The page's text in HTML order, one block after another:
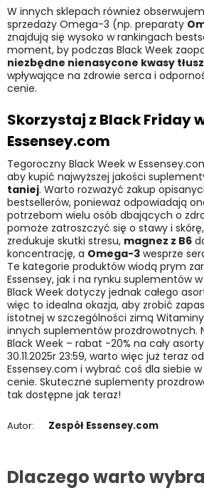
W innych sklepach również
sprzedaży Omega-3 (np. preparaty
znajdują się wysoko w rankingach
moment, by podczas Black Week
niezbędne nienasycone kwasy
wpływające na zdrowie serca i
cenie.
Skorzystaj z Black Friday
Essensey.com
Tegoroczny Black Week w
aby kupić najwyższej jakości
taniej. Warto rozważyć zakup
bestsellerów, ponieważ odpowiadają
potrzebom wielu osób dbających o
pomoże zatroszczyć się o stawy i skórę,
zredukuje skutki stresu, magnez z B6
koncentrację, a Omega-3 wesprze
Te kategorie produktów wiodą prym
Essensey, jak i na rynku suplementów
Black Week dotyczy jednak całego
więc to idealna okazja, aby zrobić
istotnej w szczególności zimą
innych suplementów prozdrowotnych.
Black Week – rabat -20% na cały
30.11.2025r 23:59, warto więc już teraz
Essensey.com i wybrać coś dla siebie
cenie. Skuteczne suplementy
tak dostępne jak teraz!
Autor: Zespół Essensey.com
Dlaczego warto